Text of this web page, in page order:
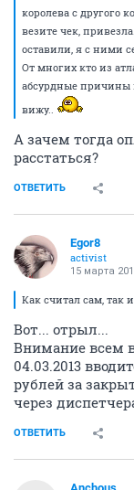
королева с другого
везите чек,
оставили, я с ними
От многих кто из
абсурдные причины
вижу..
А зачем тогда
расстаться?
ОТВЕТИТЬ
Egor8
activist
15 марта
Как считал сам, так
Вот... отрыл...
Внимание всем
04.03.2013
рублей за
через
ОТВЕТИТЬ